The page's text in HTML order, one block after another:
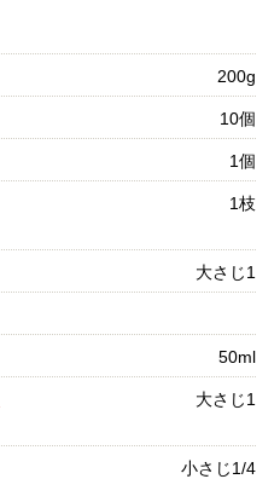
200g
10個
1個
1枝
大さじ1
50ml
大さじ1
小さじ1/4